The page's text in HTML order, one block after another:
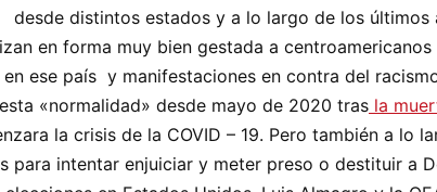
distintos estados y a lo largo de los
en forma muy bien gestada a
ese país y manifestaciones en contra del
«normalidad» desde mayo de 2020 tras la
la crisis de la COVID – 19. Pero también a lo
para intentar enjuiciar y meter preso o destituir a